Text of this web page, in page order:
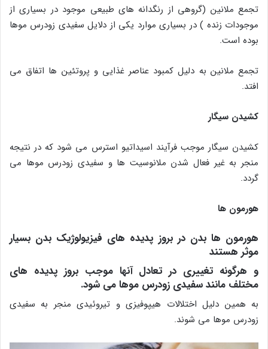
تجمع ملانین (گروهی از رنگدانه های طبیعی موجود در بسیاری از
موجودات زنده ) در بسیاری موارد یکی از دلایل سفیدی زودرس موها
بوده است.
تجمع ملانین به دلیل کمبود عناصر غذایی و پروتئین ها اتفاق می
افتد.
کشیدن سیگار
کشیدن سیگار موجب فرآیند اسیداتیو استرس می شود که در نتیجه
منجر به غیر فعال شدن ملانوسیت ها و سفیدی زودرس موها می
گردد.
هورمون ها
هورمون ها بدن در بروز پدیده های فیزیولوژیک بدن بسیار
موثر هستند
و هرگونه تغییری در تعادل آنها موجب بروز پدیده های
مختلف مانند سفیدی زودرس موها می شود.
به همین دلیل اختلالات هیپوفیزی و تیروئیدی منجر به سفیدی
زودرس موها می شوند.